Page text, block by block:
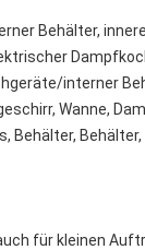
Behälter,
interner
Wanne,
Behälter,
für kleinen